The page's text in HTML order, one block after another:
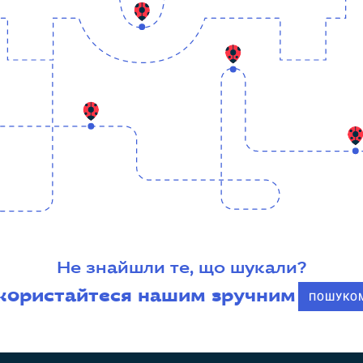
Не знайшли те, що шукали?
нашим зручним